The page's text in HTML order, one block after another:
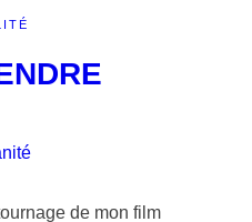
de mon film